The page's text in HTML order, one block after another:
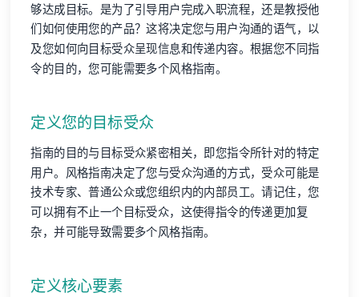
够达成目标。是为了引导用户完成入职流程，还是教授他
们如何使用您的产品？这将决定您与用户沟通的语气，以
及您如何向目标受众呈现信息和传递内容。根据您不同指
令的目的，您可能需要多个风格指南。
定义您的目标受众
指南的目的与目标受众紧密相关，即您指令所针对的特定
用户。风格指南决定了您与受众沟通的方式，受众可能是
技术专家、普通公众或您组织内的内部员工。请记住，您
可以拥有不止一个目标受众，这使得指令的传递更加复
杂，并可能导致需要多个风格指南。
定义核心要素